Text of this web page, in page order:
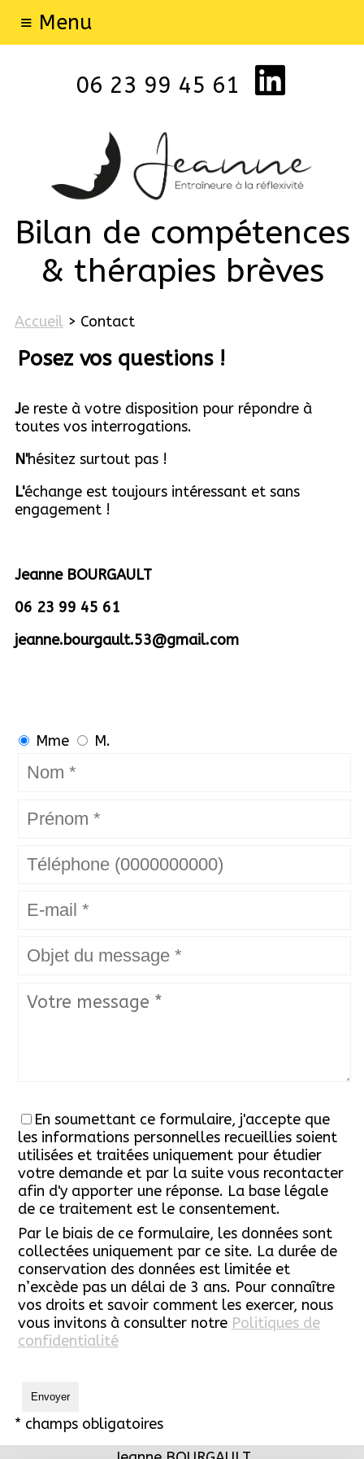
06 23 99 45 61
Bilan de compétences
& thérapies brèves
≡ Menu
Accueil> Contact
Posez vos questions !
Je reste à votre disposition pour répondre à
toutes vos interrogations.
N'hésitez surtout pas !
L'échange est toujours intéressant et sans
engagement !
Jeanne BOURGAULT
06 23 99 45 61
jeanne.bourgault.53@gmail.com
Mme M.
En soumettant ce formulaire, j'accepte que
les informations personnelles recueillies soient
utilisées et traitées uniquement pour étudier
votre demande et par la suite vous recontacter
afin d'y apporter une réponse. La base légale
de ce traitement est le consentement.
Par le biais de ce formulaire, les données sont
collectées uniquement par ce site. La durée de
conservation des données est limitée et
n’excède pas un délai de 3 ans. Pour connaître
vos droits et savoir comment les exercer, nous
vous invitons à consulter notre Politiques de
confidentialité
* champs obligatoires